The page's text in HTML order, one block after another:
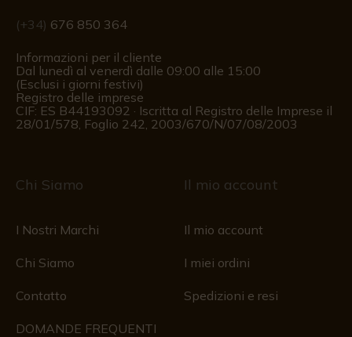
(+34) 676 850 364
Informazioni per il cliente
Dal lunedì al venerdì dalle 09:00 alle 15:00
(Esclusi i giorni festivi)
Registro delle imprese
CIF: ES B44193092 · Iscritta al Registro delle Imprese il
28/01/578, Foglio 242, 2003/670/N/07/08/2003
Chi Siamo
I Nostri Marchi
Chi Siamo
Contatto
DOMANDE FREQUENTI
Il mio account
Il mio account
I miei ordini
Spedizioni e resi